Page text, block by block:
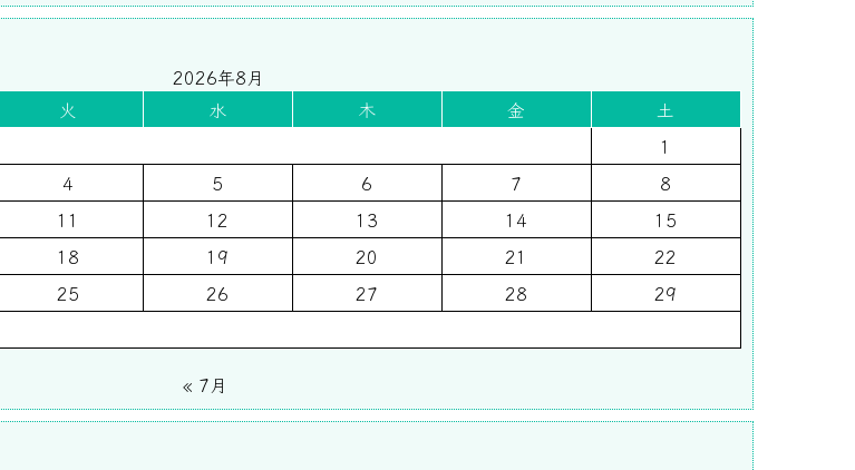
2026年8月
火 水 木 金
土
1
4 5 6 7
8
11 12 13 14
15
18 19 20 21
22
25 26 27 28
29
« 7月